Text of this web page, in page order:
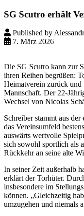
SG Scutro erhält
Published by
7. März 2026
Die SG Scutro kann zur
ihren Reihen begrüßen:
Heimatverein zurück und
Mannschaft. Der 22-
Wechsel von Nicolas
Schreiber stammt aus
das Vereinsumfeld
auswärts wertvolle
sich sowohl sportlich als
Rückkehr an seine alte
In seiner Zeit außerhalb
erklärt der Torhüter.
insbesondere im
können. „Gleichzeitig
umzugehen und niemals